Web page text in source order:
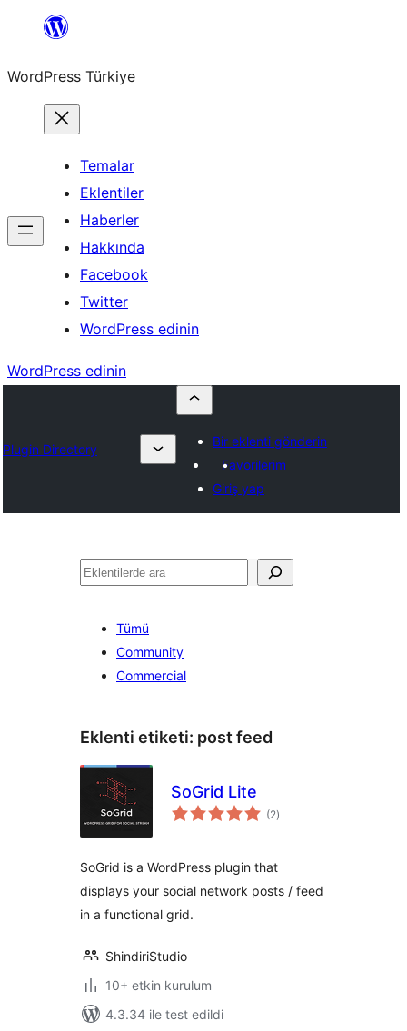
İçeriğe
WordPress Türkiye
Temalar
Eklentiler
Haberler
Hakkında
Facebook
Twitter
WordPress edinin
WordPress edinin
Plugin Directory
Bir eklenti gönderin
Favorilerim
Giriş yap
Ara
Tümü
Community
Commercial
Eklenti etiketi: post feed
SoGrid Lite
(2toplam
puan
)
SoGrid is a WordPress plugin that
displays your social network posts / feed
in a functional grid.
ShindiriStudio
10+ etkin kurulum
4.3.34 ile test edildi